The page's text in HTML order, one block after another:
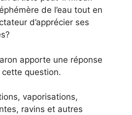
de l’eau tout en
d’apprécier ses
apporte une réponse
question.
vaporisations,
ravins et autres